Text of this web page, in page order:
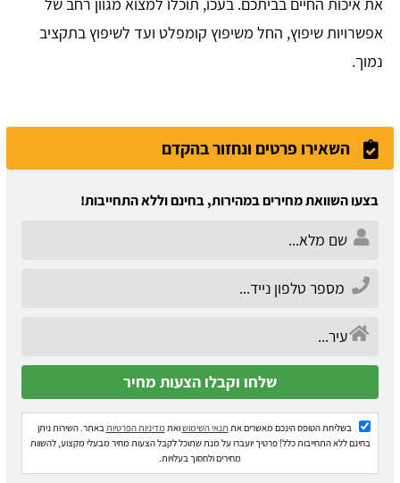
את איכות החיים בביתכם. בעכו, תוכלו למצוא מגוון רחב של
אפשרויות שיפוץ, החל משיפוץ קומפלט ועד לשיפוץ בתקציב
נמוך.
השאירו פרטים ונחזור בהקדם
בצעו השוואת מחירים במהירות, בחינם וללא התחייבות!
בשליחת הטופס הינכם מאשרים את תנאי השימושואת מדיניות הפרטיותבאתר. השירות ניתן
בחינם ללא התחייבות כלל! פרטיך יועברו על מנת שתוכל לקבל הצעות מחיר מבעלי מקצוע, להשוות
מחירים ולחסוך בעלויות.